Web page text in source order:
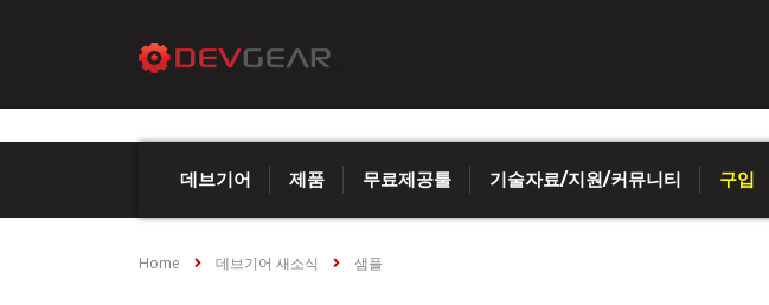
데브기어 제품 무료제공툴 기술자료/지원/커뮤니티 구입
Home 데브기어 새소식 샘플